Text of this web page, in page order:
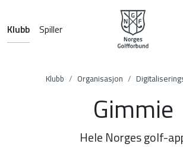
Klubb Spiller
Klubb Organisasjon
Gimmie
Hele Norges golf-